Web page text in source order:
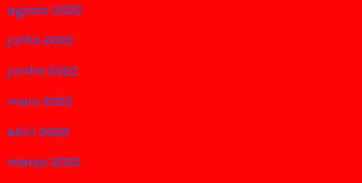
agosto 2022
julho 2022
junho 2022
maio 2022
abril 2022
março 2022